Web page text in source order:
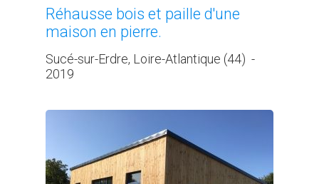
Réhausse bois et paille d'une
maison en pierre.
Sucé-sur-Erdre, Loire-Atlantique (44) -
2019